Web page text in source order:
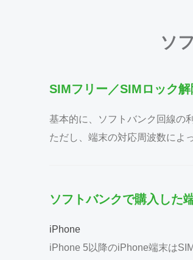
ソ
SIMフリー／SIMロック
基本的に、ソフトバンク回線の
ただし、端末の対応周波数によ
ソフトバンクで購入した
iPhone
iPhone 5以降のiPhone端末は